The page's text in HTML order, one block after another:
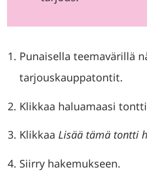
Punaisella teemavärillä
tarjouskauppatontit.
Klikkaa haluamaasi
Klikkaa Lisää tämä tontti
Siirry hakemukseen.